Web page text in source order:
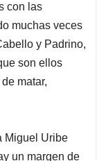
con las
muchas veces
y Padrino,
son ellos
matar,
Miguel Uribe
un margen de